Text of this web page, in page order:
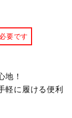
要です
地！
軽に履ける便利